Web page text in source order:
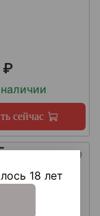
₽
сейчас
18 лет